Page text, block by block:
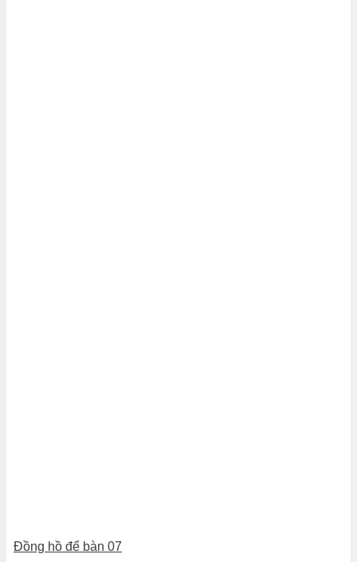
Đồng hồ để bàn 07